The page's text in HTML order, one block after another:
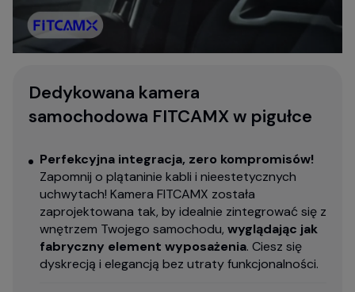
Dedykowana kamera
samochodowa FITCAMX w pigułce
Perfekcyjna integracja, zero kompromisów!
Zapomnij o plątaninie kabli i nieestetycznych
uchwytach! Kamera FITCAMX została
zaprojektowana tak, by idealnie zintegrować się z
wnętrzem Twojego samochodu, wyglądając jak
fabryczny element wyposażenia. Ciesz się
dyskrecją i elegancją bez utraty funkcjonalności.